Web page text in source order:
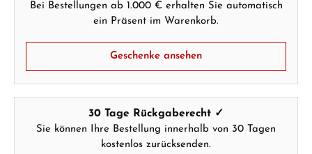
Hersteller- & Produktsicherheit
Bei Bestellungen ab 1.000 € erhalten Sie automatisch
ein Präsent im Warenkorb.
Geschenke ansehen
30 Tage Rückgaberecht ✓
Sie können Ihre Bestellung innerhalb von 30 Tagen
kostenlos zurücksenden.